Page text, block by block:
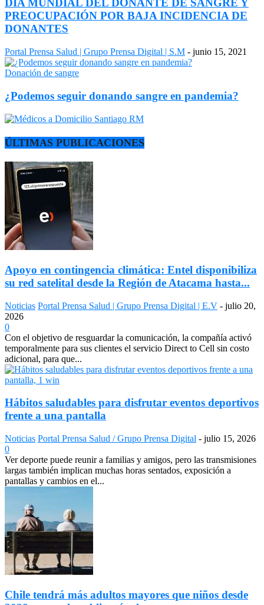
DÍA MUNDIAL DEL DONANTE DE SANGRE Y
PREOCUPACIÓN POR BAJA INCIDENCIA DE
DONANTES
Portal Prensa Salud | Grupo Prensa Digital | S.M - junio 15, 2021
Donación de sangre
¿Podemos seguir donando sangre en pandemia?
ÚLTIMAS PUBLICACIONES
Apoyo en contingencia climática: Entel disponibiliza
su red satelital desde la Región de Atacama hasta...
Noticias Portal Prensa Salud | Grupo Prensa Digital | E.V - julio 20,
2026
0
Con el objetivo de resguardar la comunicación, la compañía activó
temporalmente para sus clientes el servicio Direct to Cell sin costo
adicional, para que...
Hábitos saludables para disfrutar eventos deportivos
frente a una pantalla
Noticias Portal Prensa Salud / Grupo Prensa Digital - julio 15, 2026
0
Ver deporte puede reunir a familias y amigos, pero las transmisiones
largas también implican muchas horas sentados, exposición a
pantallas y cambios en el...
Chile tendrá más adultos mayores que niños desde